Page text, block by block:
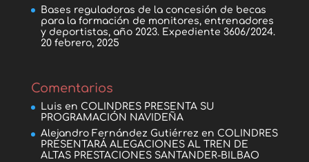
Bases reguladoras de la concesión de becas
para la formación de monitores, entrenadores
y deportistas, año 2023. Expediente 3606/2024.
20 febrero, 2025
Comentarios
Luis en COLINDRES PRESENTA SU
PROGRAMACIÓN NAVIDEÑA
Alejandro Fernández Gutiérrez en COLINDRES
PRESENTARÁ ALEGACIONES AL TREN DE
ALTAS PRESTACIONES SANTANDER-BILBAO